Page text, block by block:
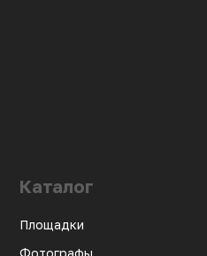
Каталог
Площадки
Фотографы